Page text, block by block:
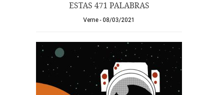
ESTAS 471 PALABRAS
Verne 08/03/2021